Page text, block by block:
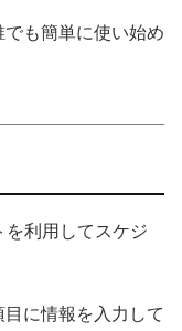
も簡単に使い始め
利用してスケジ
に情報を入力して